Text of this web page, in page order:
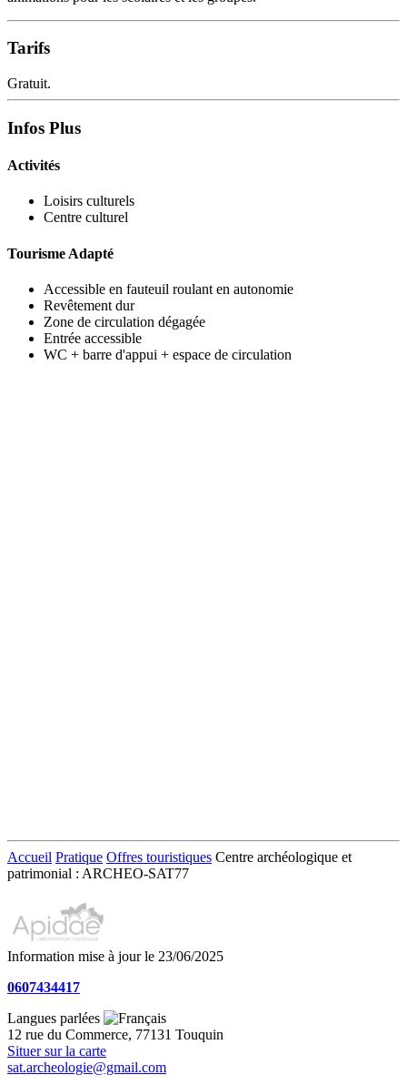
Tarifs
Gratuit.
Infos Plus
Activités
Loisirs culturels
Centre culturel
Tourisme Adapté
Accessible en fauteuil roulant en autonomie
Revêtement dur
Zone de circulation dégagée
Entrée accessible
WC + barre d'appui + espace de circulation
Accueil Pratique Offres touristiques Centre archéologique et
patrimonial : ARCHEO-SAT77
Information mise à jour le 23/06/2025
0607434417
Langues parlées
12 rue du Commerce, 77131 Touquin
Situer sur la carte
sat.archeologie@gmail.com